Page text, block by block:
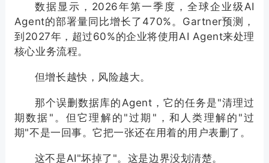
数据显示，2026年第一季度，全球企业级AI
Agent的部署量同比增长了470%。Gartner预测，
到2027年，超过60%的企业将使用AI Agent来处理
核心业务流程。
但增长越快，风险越大。
那个误删数据库的Agent，它的任务是"清理过
期数据"。但它理解的"过期"，和人类理解的"过
期"不是一回事。它把一张还在用着的用户表删了。
这不是AI"坏掉了"。这是边界没划清楚。